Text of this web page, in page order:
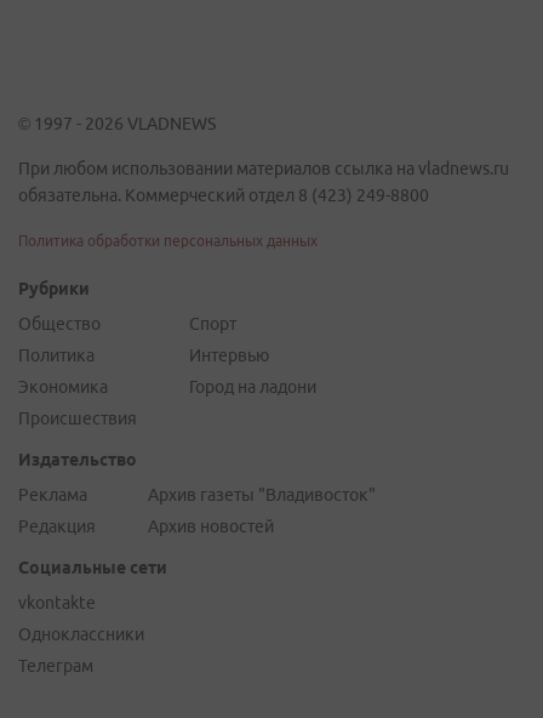
© 1997 - 2026 VLADNEWS
При любом использовании материалов ссылка на vladnews.ru
обязательна. Коммерческий отдел 8 (423) 249-8800
Политика обработки персональных данных
Рубрики
Общество
Политика
Экономика
Происшествия
Спорт
Интервью
Город на ладони
Издательство
Реклама
Редакция
Архив газеты "Владивосток"
Архив новостей
Социальные сети
vkontakte
Одноклассники
Телеграм